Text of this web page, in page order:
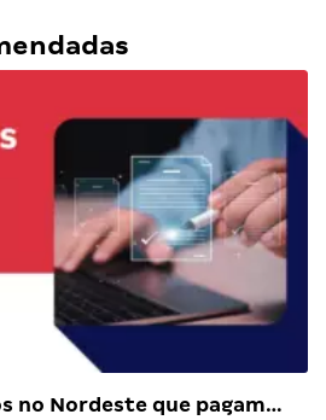
no Nordeste que pagam…